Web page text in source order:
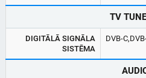
TV
DIGITĀLĀ SIGNĀLA
SISTĒMA
DVB-